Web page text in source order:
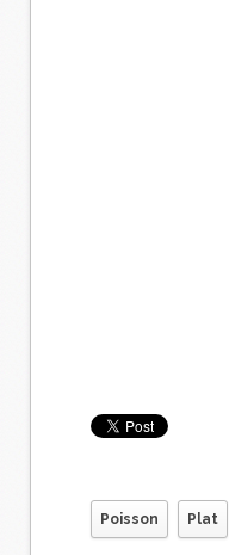
Poisson Plat